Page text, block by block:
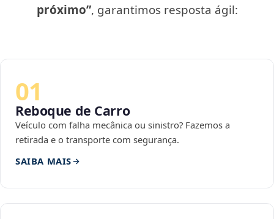
próximo”, garantimos resposta ágil:
01
Reboque de Carro
Veículo com falha mecânica ou sinistro? Fazemos a
retirada e o transporte com segurança.
SAIBA MAIS